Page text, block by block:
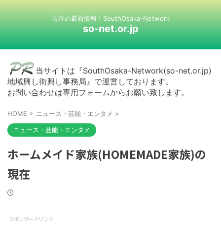
現在の最新情報！SouthOsaka-Network
so-net.or.jp
当サイトは『SouthOsaka-Network(so-net.or.jp)
地域興し街興し事務局』で運営しております。
お問い合わせは専用フォームからお願い致します。
HOME > ニュース・芸能・エンタメ >
ニュース・芸能・エンタメ
ホームメイド家族(HOMEMADE家族)の
現在